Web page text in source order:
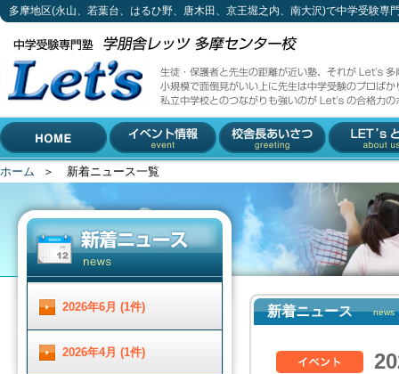
新着ニュース一覧
多摩地区(永山、若葉台、はるひ野、唐木田、京王堀之内、南大沢)で中学受験専
私立中学校とのつながりも強いのがLet'sの合格力のポイントです。
多摩地区(永山、若葉台、は
るひ野、唐木田、京王堀之
内、南大沢)で中学受験専門
塾をお探しなら
042-310-3883 (受付時間 月～土 13 : 00 ～ 19 :00)
〒206-0033 東京都多摩市落合1-5-11 小林ビル2F
ホーム ＞ 新着ニュース一覧
新着ニュース news
2026年6月 (1件)
2026年4月 (1件)
HOME イベント情報